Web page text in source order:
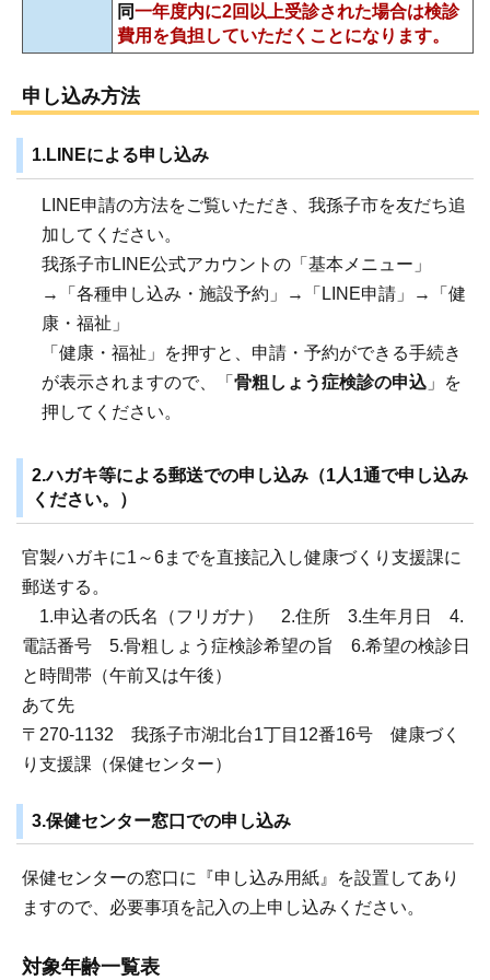
同一年度内に2回以上受診された場合は検診
費用を負担していただくことになります。
申し込み方法
1.LINEによる申し込み
LINE申請の方法をご覧いただき、我孫子市を友だち追
加してください。
我孫子市LINE公式アカウントの「基本メニュー」
→「各種申し込み・施設予約」→「LINE申請」→「健
康・福祉」
「健康・福祉」を押すと、申請・予約ができる手続き
が表示されますので、「 骨粗しょう症検診の申込 」を
押してください。
2.ハガキ等による郵送での申し込み（1人1通で申し込み
ください。）
官製ハガキに1～6までを直接記入し健康づくり支援課に
郵送する。
1.申込者の氏名（フリガナ） 2.住所 3.生年月日 4.
電話番号 5.骨粗しょう症検診希望の旨 6.希望の検診日
と時間帯（午前又は午後）
あて先
〒270-1132 我孫子市湖北台1丁目12番16号 健康づく
り支援課（保健センター）
3.保健センター窓口での申し込み
保健センターの窓口に『申し込み用紙』を設置してあり
ますので、必要事項を記入の上申し込みください。
対象年齢一覧表